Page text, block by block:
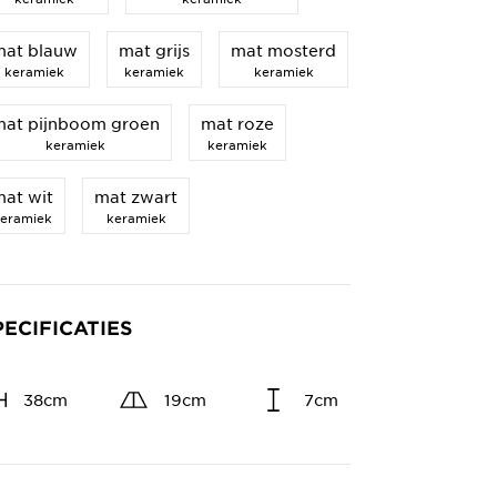
blauw
keramiek
mat grijs
keramiek
mat mosterd
keramiek
pijnboom groen
keramiek
mat roze
keramiek
wit mat zwart
keramiek
38cm 19cm 7cm